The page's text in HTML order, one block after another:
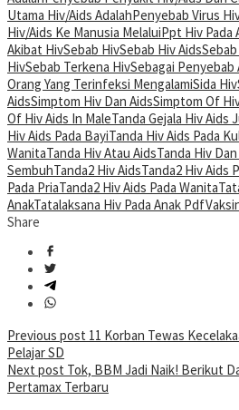
Utama Hiv/Aids AdalahPenyebab Virus
Hiv/Aids Ke Manusia MelaluiPpt Hiv Pada
Akibat HivSebab HivSebab Hiv Aids
HivSebab Terkena HivSebagai Penyebab
Orang Yang Terinfeksi MengalamiSida Hiv
AidsSimptom Hiv Dan AidsSimptom Of
Of Hiv Aids In MaleTanda Gejala Hiv Aids
Hiv Aids Pada BayiTanda Hiv Aids Pada
WanitaTanda Hiv Atau AidsTanda Hiv
SembuhTanda2 Hiv AidsTanda2 Hiv Aids
Pada PriaTanda2 Hiv Aids Pada Wanita
AnakTatalaksana Hiv Pada Anak Pdf
Share
Post
navigation
Previous post 11 Korban Tewas
Pelajar SD
Next post Tok, BBM Jadi Naik! Berikut
Pertamax Terbaru